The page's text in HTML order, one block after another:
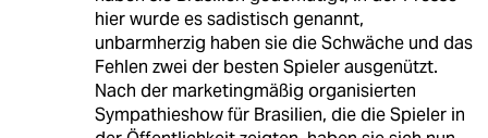
hier wurde es sadistisch genannt,
unbarmherzig haben sie die Schwäche und das
Fehlen zwei der besten Spieler ausgenützt.
Nach der marketingmäßig organisierten
Sympathieshow für Brasilien, die die Spieler in